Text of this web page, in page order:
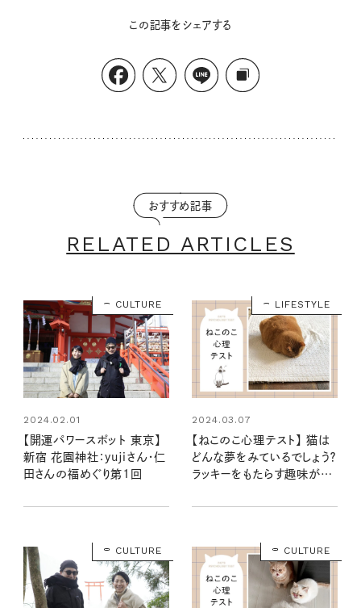
この記事をシェアする
おすすめ記事
RELATED ARTICLES
CULTURE
2024.02.01
【開運パワースポット 東京】
新宿 花園神社：yujiさん・仁
田さんの福めぐり第1回
LIFESTYLE
2024.03.07
【ねこのこ心理テスト】 猫は
どんな夢をみているでしょう？
ラッキーをもたらす趣味がわ
CULTURE CULTURE